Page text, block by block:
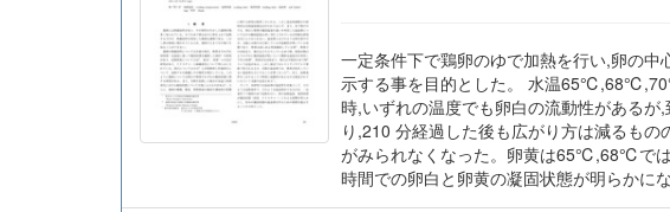
一定条件下で鶏卵のゆで加熱を行い,卵の
示する事を目的とした。 水温
時,いずれの温度でも卵白の流動性がある
り,210 分経過した後も広がり方は減るも
がみられなくなった。卵黄は65℃,68℃で
時間での卵白と卵黄の凝固状態が明らかに